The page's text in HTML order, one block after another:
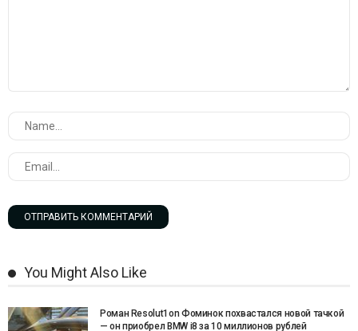
You Might Also Like
Роман Resolut1on Фоминок похвастался новой тачкой
— он приобрел BMW i8 за 10 миллионов рублей